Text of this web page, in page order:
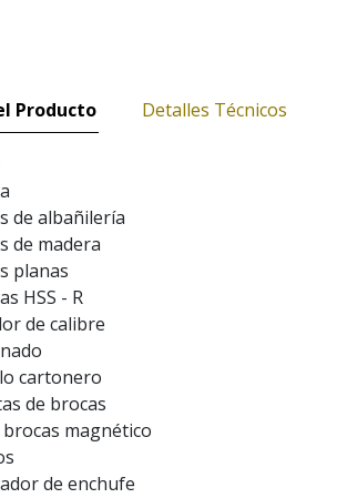
Producto Detalles Técnicos
de albañilería
de madera
planas
HSS - R
de calibre
cartonero
de brocas
magnético
de enchufe